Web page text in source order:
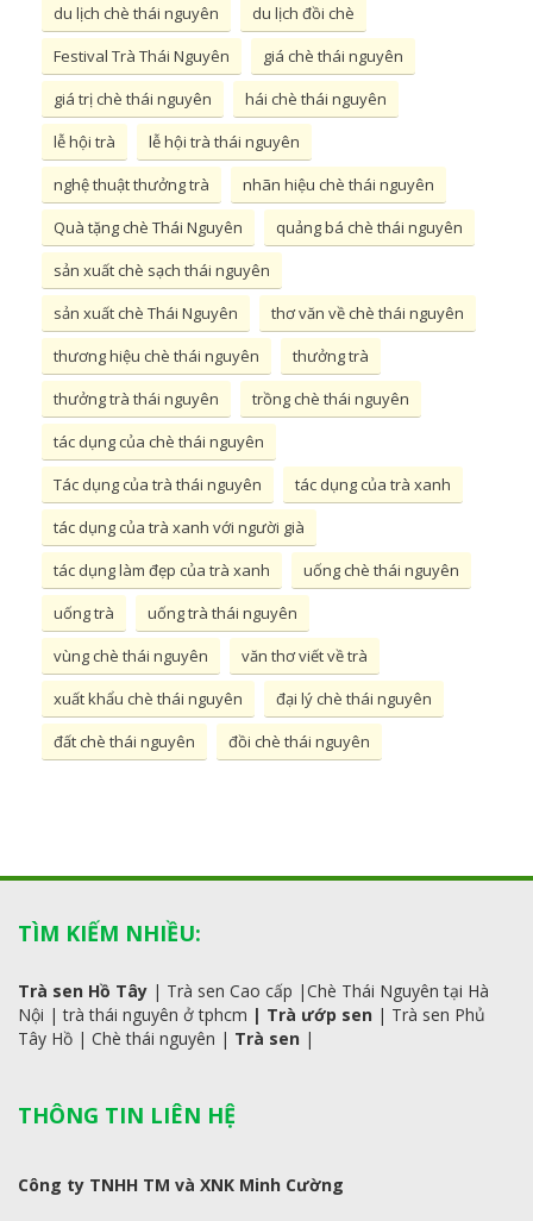
du lịch chè thái nguyên
du lịch đồi chè
Festival Trà Thái Nguyên
giá chè thái nguyên
giá trị chè thái nguyên
hái chè thái nguyên
lễ hội trà
lễ hội trà thái nguyên
nghệ thuật thưởng trà
nhãn hiệu chè thái nguyên
Quà tặng chè Thái Nguyên
quảng bá chè thái nguyên
sản xuất chè sạch thái nguyên
sản xuất chè Thái Nguyên
thơ văn về chè thái nguyên
thương hiệu chè thái nguyên
thưởng trà
thưởng trà thái nguyên
trồng chè thái nguyên
tác dụng của chè thái nguyên
Tác dụng của trà thái nguyên
tác dụng của trà xanh
tác dụng của trà xanh với người già
tác dụng làm đẹp của trà xanh
uống chè thái nguyên
uống trà
uống trà thái nguyên
vùng chè thái nguyên
văn thơ viết về trà
xuất khẩu chè thái nguyên
đại lý chè thái nguyên
đất chè thái nguyên
đồi chè thái nguyên
TÌM KIẾM NHIỀU:
Trà sen Hồ Tây | Trà sen Cao cấp |Chè Thái Nguyên tại Hà
Nội |trà thái nguyên ở tphcm | Trà ướp sen | Trà sen Phủ
Tây Hồ | Chè thái nguyên | Trà sen |
THÔNG TIN LIÊN HỆ
Công ty TNHH TM và XNK Minh Cường